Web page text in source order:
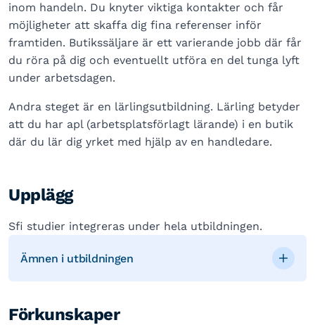
inom handeln. Du knyter viktiga kontakter och får
möjligheter att skaffa dig fina referenser inför
framtiden. Butikssäljare är ett varierande jobb där får
du röra på dig och eventuellt utföra en del tunga lyft
under arbetsdagen.
Andra steget är en lärlingsutbildning. Lärling betyder
att du har apl (arbetsplatsförlagt lärande) i en butik
där du lär dig yrket med hjälp av en handledare.
Upplägg
Sfi studier integreras under hela utbildningen.
Ämnen i utbildningen
Förkunskaper